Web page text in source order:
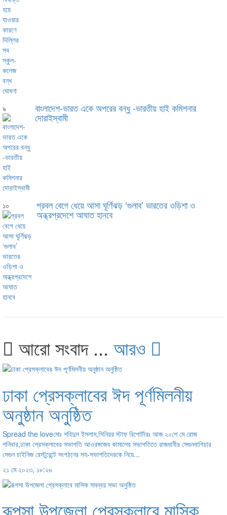
৯ বাংলাদেশ-ভারত একে অপরের বন্ধু -ভারতীয় হাই কমিশনার
দোরাইস্বামী
১০ প্রবল বেগে ধেয়ে আসা ঘূর্ণিঝড় ‘গুলাব’ ভারতের ওড়িশা ও
অন্ধ্রপ্রদেশে আঘাত হানবে
আরো সংবাদ ... আরও
ঢাকা প্রেসক্লাবের ঈদ পূর্ণমিলনীয়
অনুষ্ঠান অনুষ্ঠিত
Spread the loveমোঃ শহিদুল ইসলাম,সিনিয়র স্টাফ রিপোর্টারঃ আজ ২০শে মে রোজ
শনিবার,ঢাকা প্রেসক্লাবের সভাপতি আওরঙ্গজেব কামালের সভাপতিতে রাজধানীর সেগুনবাগিচার
সেগুন চাইনিজ রেস্টুরেন্টে সংগঠনের সহ-সভাপতিদেরকে নিয়ে...
২১ মে ২০২৩, ১৮:২৬
রূপসা উপজেলা প্রেসক্লাবে মাসিক